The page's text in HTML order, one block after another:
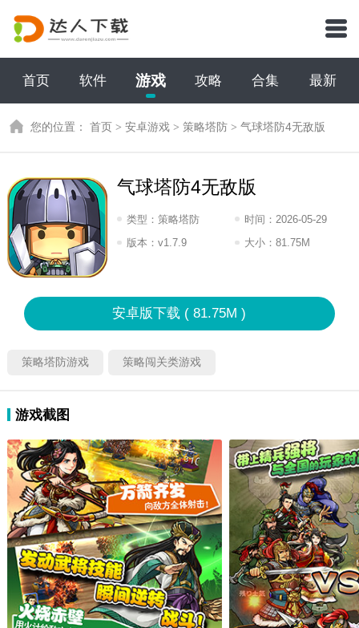
首页 软件 游戏 攻略 合集 最新
您的位置：首页 >安卓游戏 >策略塔防 >气球塔防4无敌版
气球塔防4无敌版
类型：策略塔防 时间： 2026-05-29
16:2026
版本：v1.7.9 大小： 81.75M
安卓版下载 ( 81.75M )
策略塔防游戏 策略闯关类游戏
游戏截图